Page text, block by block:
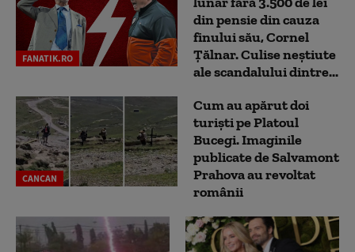
FANATIK.RO
din pensie din cauza
finului său, Cornel
Țălnar. Culise neștiute
ale scandalului dintre...
CANCAN
Cum au apărut doi
turiști pe Platoul
Bucegi. Imaginile
publicate de Salvamont
Prahova au revoltat
românii